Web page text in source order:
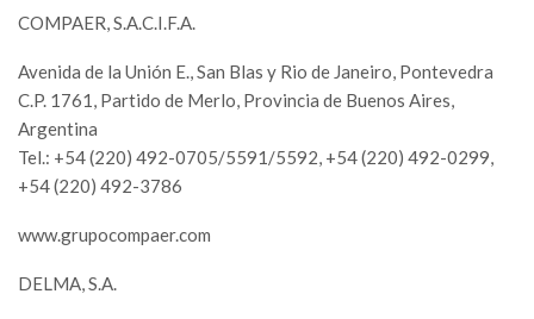
COMPAER, S.A.C.I.F.A.
Avenida de la Unión E., San Blas y Rio de Janeiro, Pontevedra
C.P. 1761, Partido de Merlo, Provincia de Buenos Aires,
Argentina
Tel.: +54 (220) 492-0705/5591/5592, +54 (220) 492-0299,
+54 (220) 492-3786
www.grupocompaer.com
DELMA, S.A.